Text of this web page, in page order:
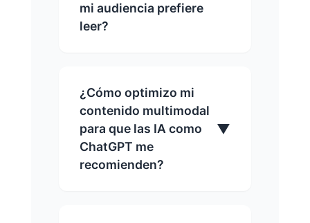
mi audiencia prefiere
leer?
¿Cómo optimizo mi
contenido multimodal
para que las IA como
ChatGPT me
recomienden?
▼